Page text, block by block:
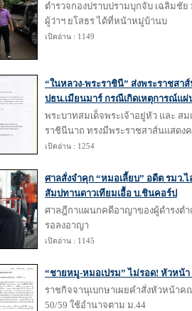
ตำรวจกองปราบปรามบุกจับ เฉลิมชั
ผู้ว่าฯ ยโสธร ได้ที่หน้าหมู่บ้านบ
เปิดอ่าน : 1149
“ในหลวง-พระราชินี” ส่งพระราชสา
ปธน.เมียนมาร์ กรณีเกิดเหตุการณ์แ
พระบาทสมเด็จพระเจ้าอยู่หัว และ สม
ราชินีนาถ ทรงมีพระราชสาส์นแสดง
เปิดอ่าน : 1254
ศาลสั่งจำคุก “หมอเลี้ยบ” อดีต รมว.
สัมปทานดาวเทียมเอื้อ บ.ชินคอร์ป
ศาลฎีกาแผนกคดีอาญาของผู้ดำรงตำ
รอลงอาญา
เปิดอ่าน : 1145
“ชายหมู-หมอเปรม” ไม่รอด! หัวหน้า
ราชกิจจานุเบกษาเผยคำสั่งหัวหน้า
50/59 ใช้อำนาจตาม ม.44